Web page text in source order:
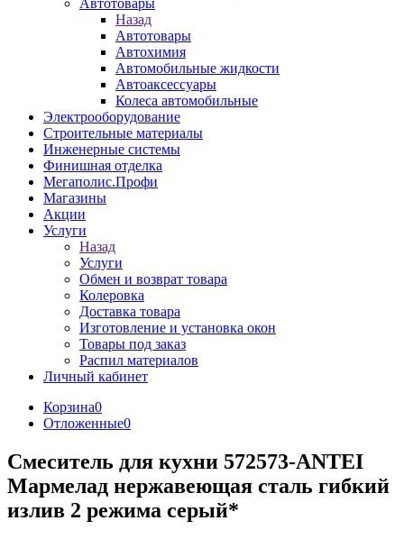
Автотовары
Назад
Автотовары
Автохимия
Автомобильные жидкости
Автоаксессуары
Колеса автомобильные
Электрооборудование
Строительные материалы
Инженерные системы
Финишная отделка
Мегаполис.Профи
Магазины
Акции
Услуги
Назад
Услуги
Обмен и возврат товара
Колеровка
Доставка товара
Изготовление и установка окон
Товары под заказ
Распил материалов
Личный кабинет
Корзина0
Отложенные0
Смеситель для кухни 572573-ANTEI
Мармелад нержавеющая сталь гибкий
излив 2 режима серый*